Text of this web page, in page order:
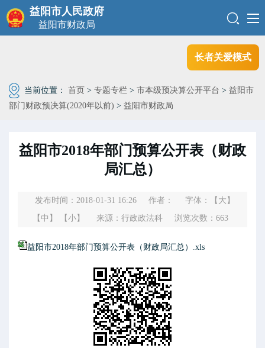
长者关爱模式
益阳市人民政府
益阳市财政局
当前位置： 首页 > 专题专栏 > 市本级预决算公开平台 > 益阳市
部门财政预决算(2020年以前) > 益阳市财政局
益阳市2018年部门预算公开表（财政
局汇总）
发布时间：2018-01-31 16:26 作者： 字体：
【大】
【中】
【小】 来源：行政政法科 浏览次数： 663
益阳市2018年部门预算公开表（财政局汇总）.xls